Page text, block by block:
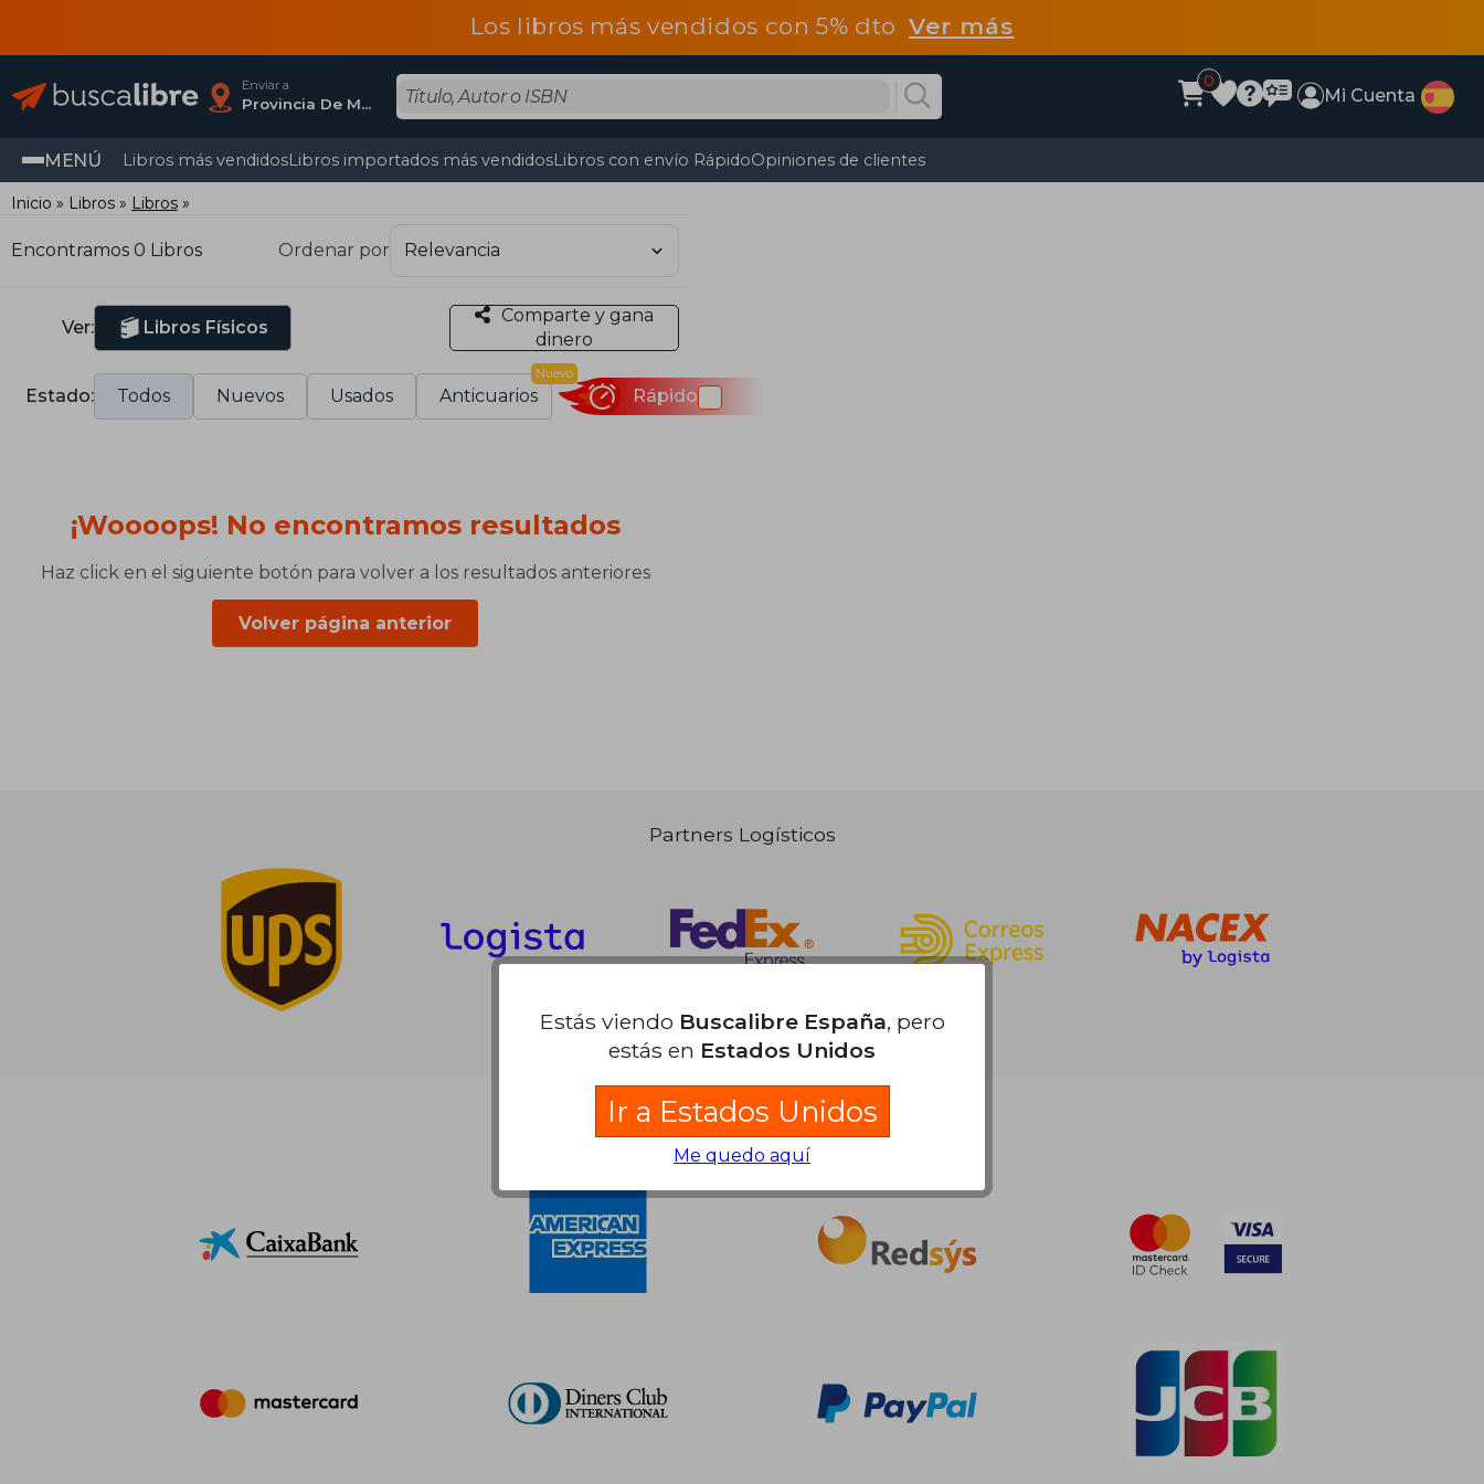
Los libros más vendidos con 5% dtoVer más
Enviar a
Provincia De Madrid
0
Mi Cuenta
MENÚ Libros más vendidosLibros importados más vendidosLibros con envío RápidoOpiniones de clientes
Inicio Libros Libros
Encontramos 0 Libros Ordenar por
Ver: Libros Físicos
Comparte y gana
dinero
Estado: Todos Nuevos Usados Anticuarios
Nuevo
Rápido
¡Woooops! No encontramos resultados
Haz click en el siguiente botón para volver a los resultados anteriores
Volver página anterior
Partners Logísticos
Compra Segura
Estás viendo Buscalibre España, pero
estás en Estados Unidos
Ir a Estados Unidos
Me quedo aquí